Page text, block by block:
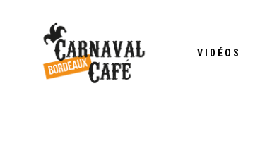
VIDÉOS